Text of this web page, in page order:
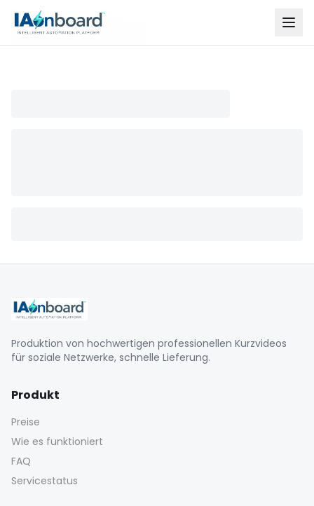
Produktion von hochwertigen professionellen Kurzvideos
für soziale Netzwerke, schnelle Lieferung.
Produkt
Preise
Wie es funktioniert
FAQ
Servicestatus